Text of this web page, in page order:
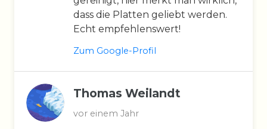
dass die Platten geliebt werden.
Echt empfehlenswert!
Zum Google-Profil
Thomas Weilandt
vor einem Jahr